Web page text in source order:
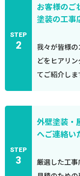
STEP
2
お客様のご
塗装の工事
我々が皆様
どをヒアリ
てご紹介しま
STEP
3
外壁塗装・
へご連絡い
厳選した工